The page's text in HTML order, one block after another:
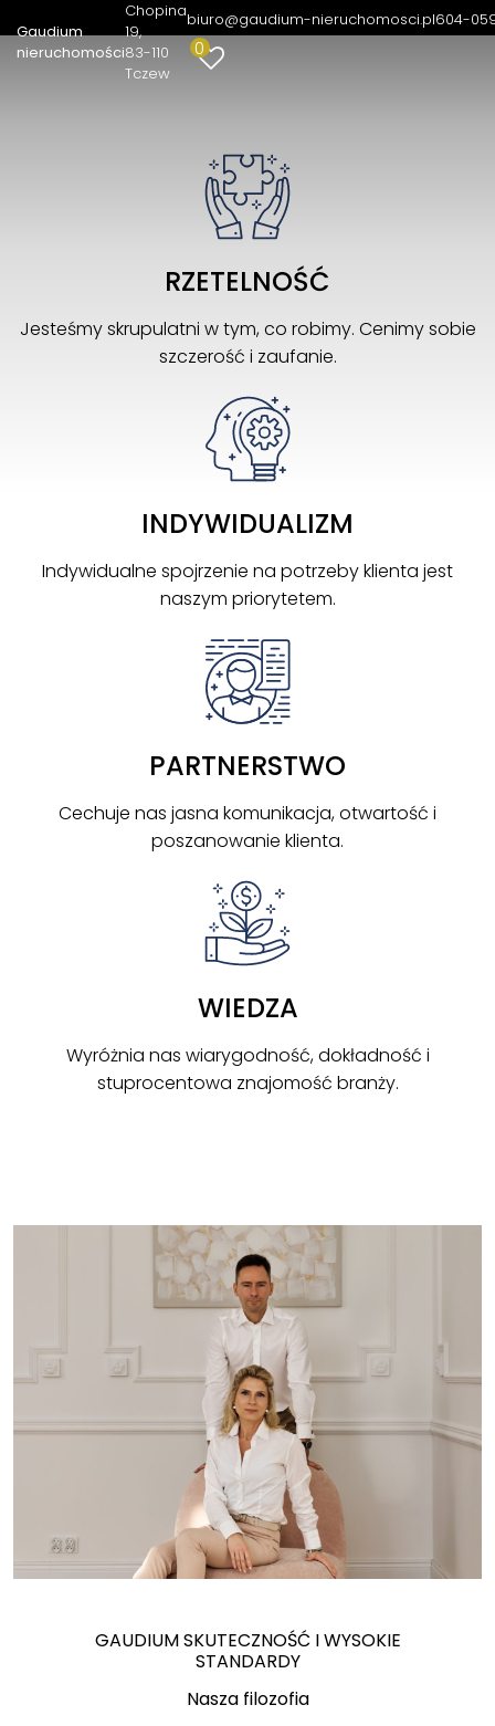
Gaudium
nieruchomości
Chopina
19
83-110
Tczew
biuro@gaudium-nieruchomosci.pl604-
0
RZETELNOŚĆ
Jesteśmy skrupulatni w tym, co robimy. Cenimy sobie
szczerość i zaufanie.
INDYWIDUALIZM
Indywidualne spojrzenie na potrzeby klienta jest
naszym priorytetem.
PARTNERSTWO
Cechuje nas jasna komunikacja, otwartość i
poszanowanie klienta.
WIEDZA
Wyróżnia nas wiarygodność, dokładność i
stuprocentowa znajomość branży.
GAUDIUM SKUTECZNOŚĆ I WYSOKIE
STANDARDY
Nasza filozofia